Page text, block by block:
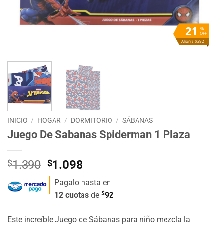
%
OFF
21
Ahorra $292
INICIO / HOGAR / DORMITORIO / SÁBANAS
Juego De Sabanas Spiderman 1 Plaza
$1.390 El
precio
original
era:
$1.098
actual
es:
Pagalo hasta en
12 cuotas de $92
Este increíble Juego de Sábanas para niño mezcla la